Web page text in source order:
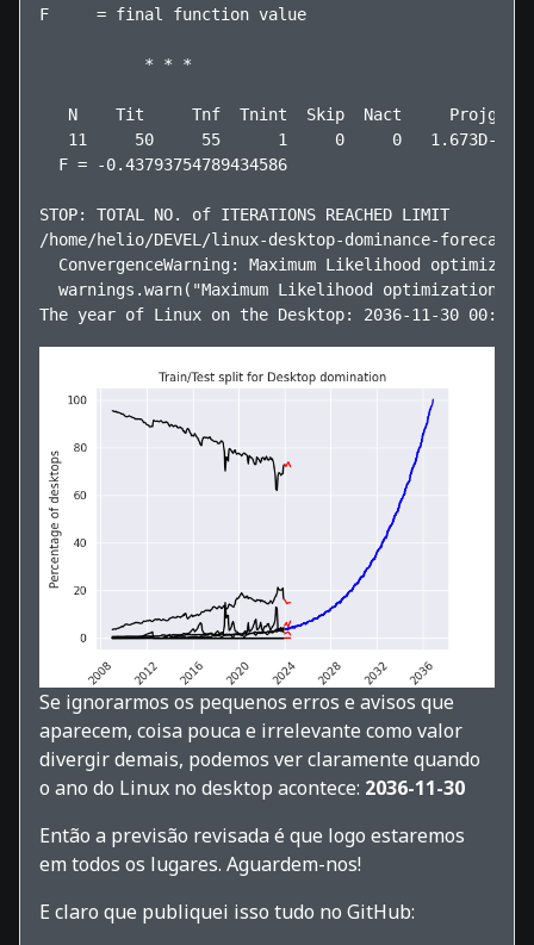
F     = final function value
           * * *
N    Tit     Tnf  Tnint  Skip  Nact     Projg
11     50     55      1     0     0   1.673D-02
  F = -0.43793754789434586
STOP: TOTAL NO. of ITERATIONS
/home/helio/DEVEL/linux-desktop-dominance-
ConvergenceWarning: Maximum Likelihood
warnings.warn("Maximum Likelihood optimization
Se ignorarmos os pequenos erros e avisos que
aparecem, coisa pouca e irrelevante como valor
divergir demais, podemos ver claramente quando
o ano do Linux no desktop acontece: 2036-11-30
Então a previsão revisada é que logo estaremos
em todos os lugares. Aguardem-nos!
E claro que publiquei isso tudo no GitHub: